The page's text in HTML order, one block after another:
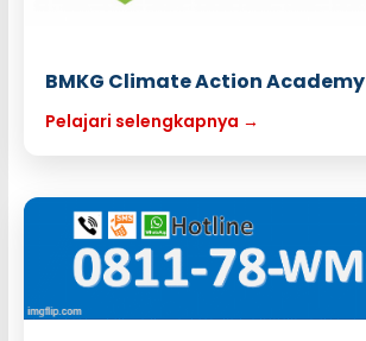
BMKG Climate Action Academy
Pelajari selengkapnya →